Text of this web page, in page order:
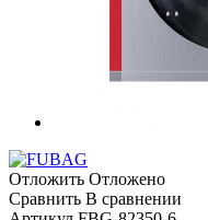
Отложить Отложено
Сравнить В сравнении